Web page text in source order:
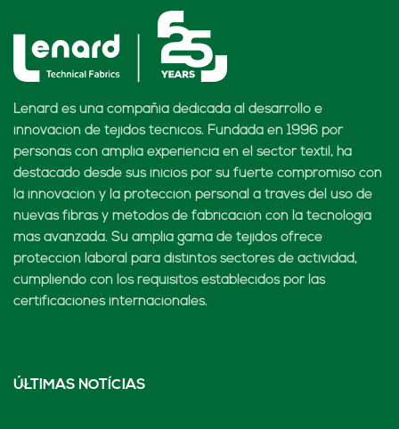
Lenard es una compañía dedicada al desarrollo e
innovación de tejidos técnicos. Fundada en 1996 por
personas con amplia experiencia en el sector textil, ha
destacado desde sus inicios por su fuerte compromiso con
la innovación y la protección personal a través del uso de
nuevas fibras y métodos de fabricación con la tecnología
más avanzada. Su amplia gama de tejidos ofrece
protección laboral para distintos sectores de actividad,
cumpliendo con los requisitos establecidos por las
certificaciones internacionales.
ÚLTIMAS NOTÍCIAS